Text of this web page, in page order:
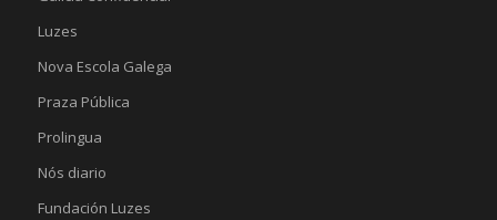
Luzes
Nova Escola Galega
Praza Pública
Prolingua
Nós diario
Fundación Luzes